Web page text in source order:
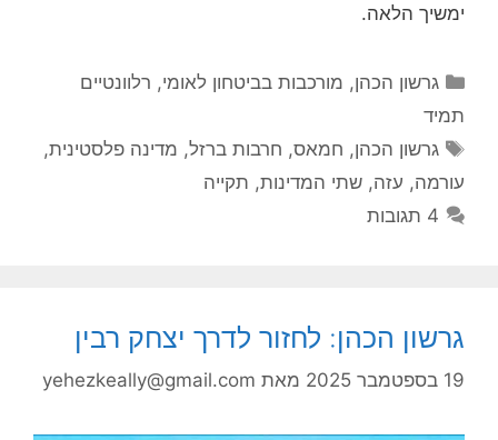
ימשיך הלאה.
קטגוריות
גרשון הכהן, מורכבות בביטחון לאומי, רלוונטיים
תמיד
תגיות
גרשון הכהן, חמאס, חרבות ברזל, מדינה פלסטינית,
עורמה, עזה, שתי המדינות, תקייה
4 תגובות
גרשון הכהן: לחזור לדרך יצחק רבין
19 בספטמבר 2025 מאת yehezkeally@gmail.com